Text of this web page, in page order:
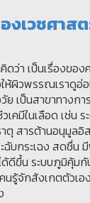
งเวชศาส
เป็นเรื่องของค
ผิวพรรณเราดูอ่อ
ย เป็นสาขาทางก
คมีในเลือด เช่น ร
ตุ สารต้านอนุมูลอิ
ฉับกระเฉง สดชื่น
ด้ดีขึ้น ระบบภูมิคุ้ม
รู้จักสังเกตตัวเอ